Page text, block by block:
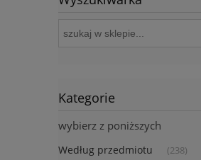
Kategorie
wybierz z poniższych
Według przedmiotu (238)